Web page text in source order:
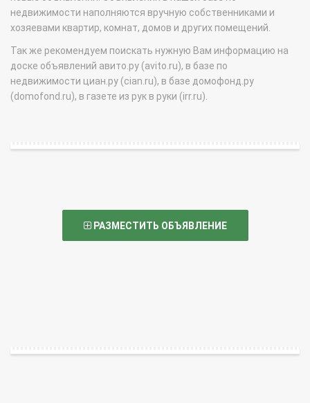
недвижимости наполняются вручную собственниками и
хозяевами квартир, комнат, домов и других помещений.
Так же рекомендуем поискать нужную Вам информацию на
доске объявлений авито.ру (avito.ru), в базе по
недвижимости циан.ру (cian.ru), в базе домофонд.ру
(domofond.ru), в газете из рук в руки (irr.ru).
РАЗМЕСТИТЬ ОБЪЯВЛЕНИЕ